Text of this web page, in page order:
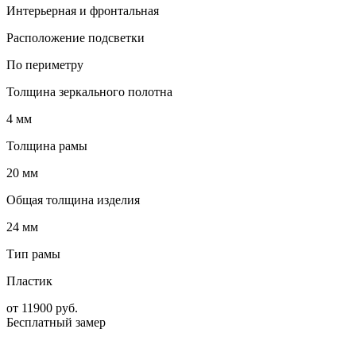
Интерьерная и фронтальная
Расположение подсветки
По периметру
Толщина зеркального полотна
4 мм
Толщина рамы
20 мм
Общая толщина изделия
24 мм
Тип рамы
Пластик
от 11900 руб.
Бесплатный замер